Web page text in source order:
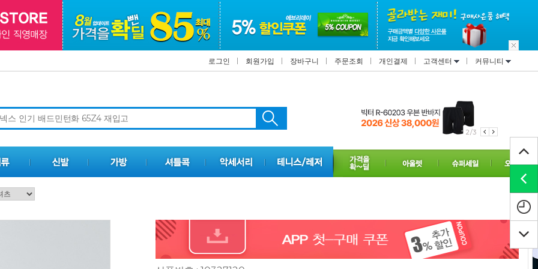
로그인 회원가입 장바구니 주문조회 개인결제 고객센터 커뮤니티
2/3